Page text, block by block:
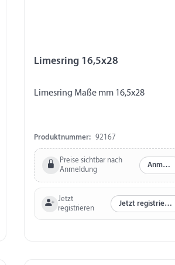
Limesring 16,5x28
Limesring Maße mm 16,5x28
Produktnummer: 92167
Preise sichtbar nach
Anmeldung
Anmelden
Jetzt
registrieren
Jetzt registrieren